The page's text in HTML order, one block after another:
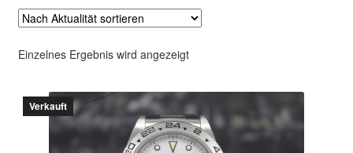
Archiv
Einzelnes Ergebnis wird angezeigt
Verkauft